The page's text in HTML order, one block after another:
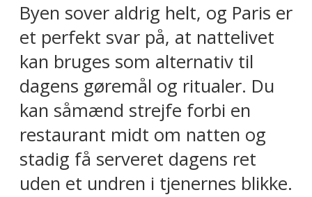
Byen sover aldrig helt, og Paris er
et perfekt svar på, at nattelivet
kan bruges som alternativ til
dagens gøremål og ritualer. Du
kan såmænd strejfe forbi en
restaurant midt om natten og
stadig få serveret dagens ret
uden et undren i tjenernes blikke.